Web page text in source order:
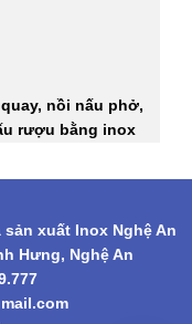
nồi nấu phở,
rượu bằng inox
xuất Inox Nghệ An
Hưng, Nghệ An